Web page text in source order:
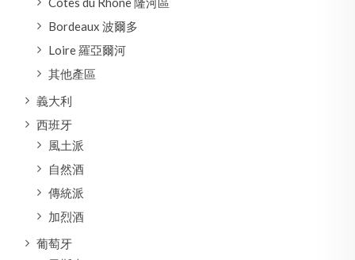
Bordeaux 波爾多
Loire 羅亞爾河
其他產區
義大利
西班牙
風土派
自然酒
傳統派
加烈酒
葡萄牙